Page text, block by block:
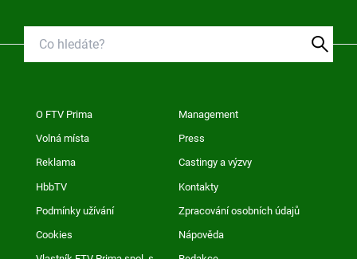
O FTV Prima Management
Volná místa Press
Reklama Castingy a výzvy
HbbTV Kontakty
Podmínky užívání Zpracování osobních údajů
Cookies Nápověda